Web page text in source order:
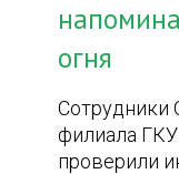
огня
Сотрудники
филиала
проверили